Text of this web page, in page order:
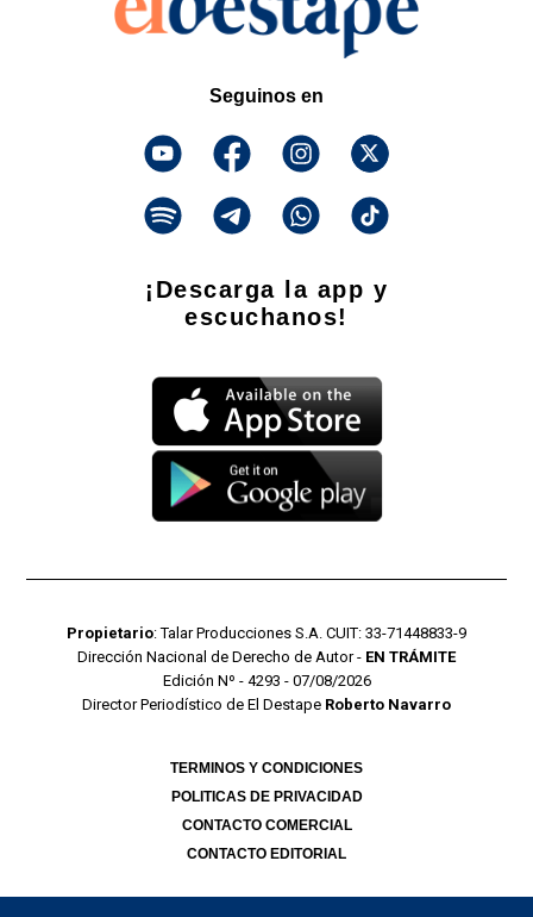
Seguinos en
¡Descarga la app y
escuchanos!
Propietario: Talar Producciones S.A. CUIT: 33-71448833-9
Dirección Nacional de Derecho de Autor - EN TRÁMITE
Edición Nº - 4293 - 07/08/2026
Director Periodístico de El Destape Roberto Navarro
TERMINOS Y CONDICIONES
POLITICAS DE PRIVACIDAD
CONTACTO COMERCIAL
CONTACTO EDITORIAL